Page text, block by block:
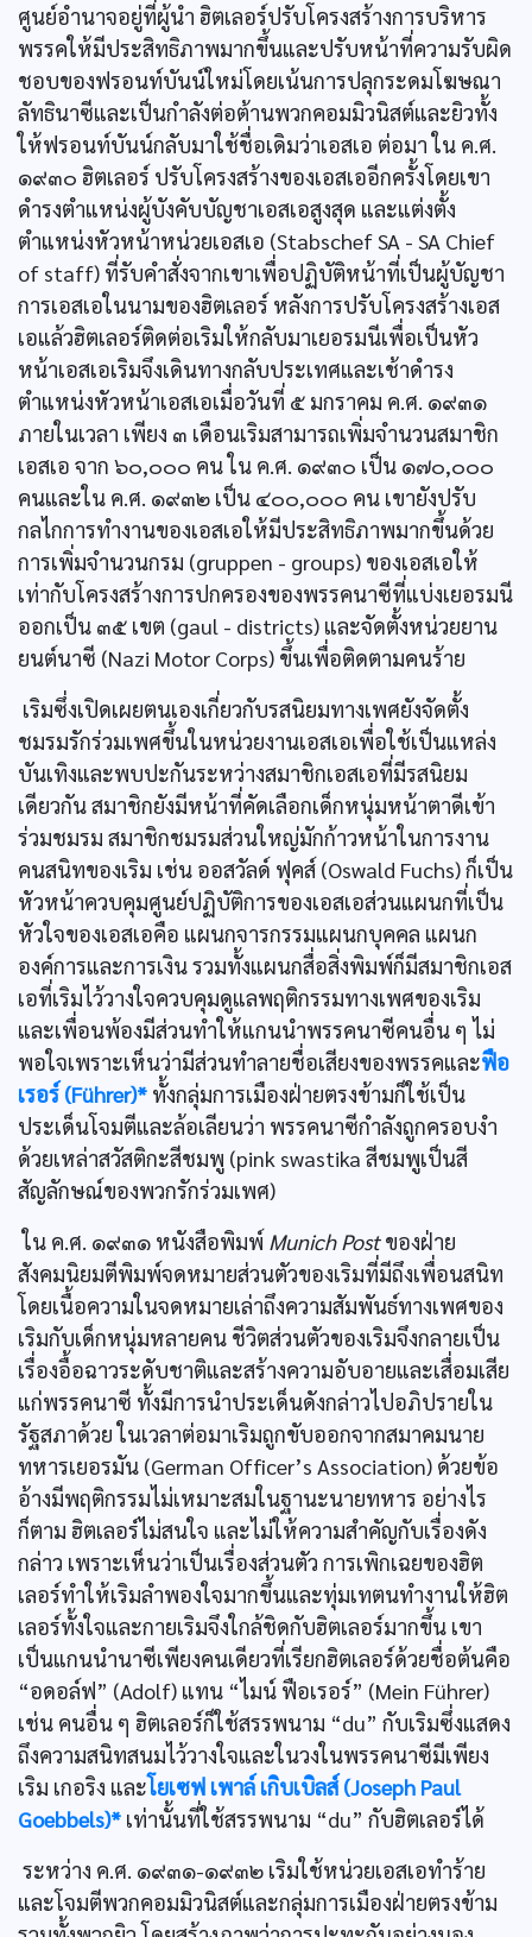
ศูนย์อำนาจอยู่ที่ผู้นำ ฮิตเลอร์ปรับโครงสร้างการบริหาร
พรรคให้มีประสิทธิภาพมากขึ้นและปรับหน้าที่ความรับผิด
ชอบของฟรอนท์บันน์ใหม่โดยเน้นการปลุกระดมโฆษณา
ลัทธินาซีและเป็นกำลังต่อต้านพวกคอมมิวนิสต์และยิวทั้ง
ให้ฟรอนท์บันน์กลับมาใช้ชื่อเดิมว่าเอสเอ ต่อมา ใน ค.ศ.
๑๙๓๐ ฮิตเลอร์ ปรับโครงสร้างของเอสเออีกครั้งโดยเขา
ดำรงตำแหน่งผู้บังคับบัญชาเอสเอสูงสุด และแต่งตั้ง
ตำแหน่งหัวหน้าหน่วยเอสเอ (Stabschef SA - SA Chief
of staff) ที่รับคำสั่งจากเขาเพื่อปฏิบัติหน้าที่เป็นผู้บัญชา
การเอสเอในนามของฮิตเลอร์ หลังการปรับโครงสร้างเอส
เอแล้วฮิตเลอร์ติดต่อเริมให้กลับมาเยอรมนีเพื่อเป็นหัว
หน้าเอสเอเริมจึงเดินทางกลับประเทศและเช้าดำรง
ตำแหน่งหัวหน้าเอสเอเมื่อวันที่ ๕ มกราคม ค.ศ. ๑๙๓๑
ภายในเวลา เพียง ๓ เดือนเริมสามารถเพิ่มจำนวนสมาชิก
เอสเอ จาก ๖๐,๐๐๐ คน ใน ค.ศ. ๑๙๓๐ เป็น ๑๗๐,๐๐๐
คนและใน ค.ศ. ๑๙๓๒ เป็น ๔๐๐,๐๐๐ คน เขายังปรับ
กลไกการทำงานของเอสเอให้มีประสิทธิภาพมากขึ้นด้วย
การเพิ่มจำนวนกรม (gruppen - groups) ของเอสเอให้
เท่ากับโครงสร้างการปกครองของพรรคนาซีที่แบ่งเยอรมนี
ออกเป็น ๓๕ เขต (gaul - districts) และจัดตั้งหน่วยยาน
ยนต์นาซี (Nazi Motor Corps) ขึ้นเพื่อติดตามคนร้าย
เริมซึ่งเปิดเผยตนเองเกี่ยวกับรสนิยมทางเพศยังจัดตั้ง
ชมรมรักร่วมเพศขึ้นในหน่วยงานเอสเอเพื่อใช้เป็นแหล่ง
บันเทิงและพบปะกันระหว่างสมาชิกเอสเอที่มีรสนิยม
เดียวกัน สมาชิกยังมีหน้าที่คัดเลือกเด็กหนุ่มหน้าตาดีเข้า
ร่วมชมรม สมาชิกชมรมส่วนใหญ่มักก้าวหน้าในการงาน
คนสนิทของเริม เช่น ออสวัลด์ ฟุคส์ (Oswald Fuchs) ก็เป็น
หัวหน้าควบคุมศูนย์ปฏิบัติการของเอสเอส่วนแผนกที่เป็น
หัวใจของเอสเอคือ แผนกจารกรรมแผนกบุคคล แผนก
องค์การและการเงิน รวมทั้งแผนกสื่อสิ่งพิมพ์ก็มีสมาชิกเอส
เอที่เริมไว้วางใจควบคุมดูแลพฤติกรรมทางเพศของเริม
และเพื่อนพ้องมีส่วนทำให้แกนนำพรรคนาซีคนอื่น ๆ ไม่
พอใจเพราะเห็นว่ามีส่วนทำลายชื่อเสียงของพรรคและฟือ
เรอร์ (Führer)* ทั้งกลุ่มการเมืองฝ่ายตรงข้ามก็ใช้เป็น
ประเด็นโจมตีและล้อเลียนว่า พรรคนาซีกำลังถูกครอบงำ
ด้วยเหล่าสวัสติกะสีชมพู (pink swastika สีชมพูเป็นสี
สัญลักษณ์ของพวกรักร่วมเพศ)
ใน ค.ศ. ๑๙๓๑ หนังสือพิมพ์ Munich Postของฝ่าย
สังคมนิยมตีพิมพ์จดหมายส่วนตัวของเริมที่มีถึงเพื่อนสนิท
โดยเนื้อความในจดหมายเล่าถึงความสัมพันธ์ทางเพศของ
เริมกับเด็กหนุ่มหลายคน ชีวิตส่วนตัวของเริมจึงกลายเป็น
เรื่องอื้อฉาวระดับชาติและสร้างความอับอายและเสื่อมเสีย
แก่พรรคนาซี ทั้งมีการนำประเด็นดังกล่าวไปอภิปรายใน
รัฐสภาด้วย ในเวลาต่อมาเริมถูกขับออกจากสมาคมนาย
ทหารเยอรมัน (German Officer’s Association) ด้วยข้อ
อ้างมีพฤติกรรมไม่เหมาะสมในฐานะนายทหาร อย่างไร
ก็ตาม ฮิตเลอร์ไม่สนใจ และไม่ให้ความสำคัญกับเรื่องดัง
กล่าว เพราะเห็นว่าเป็นเรื่องส่วนตัว การเพิกเฉยของฮิต
เลอร์ทำให้เริมลำพองใจมากขึ้นและทุ่มเทตนทำงานให้ฮิต
เลอร์ทั้งใจและกายเริมจึงใกล้ชิดกับฮิตเลอร์มากขึ้น เขา
เป็นแกนนำนาซีเพียงคนเดียวที่เรียกฮิตเลอร์ด้วยชื่อต้นคือ
“อดอล์ฟ” (Adolf) แทน “ไมน์ ฟือเรอร์” (Mein Führer)
เช่น คนอื่น ๆ ฮิตเลอร์ก็ใช้สรรพนาม “du” กับเริมซึ่งแสดง
ถึงความสนิทสนมไว้วางใจและในวงในพรรคนาซีมีเพียง
เริม เกอริง และโยเซฟ เพาล์ เกิบเบิลส์ (Joseph Paul
Goebbels)* เท่านั้นที่ใช้สรรพนาม “du” กับฮิตเลอร์ได้
ระหว่าง ค.ศ. ๑๙๓๑-๑๙๓๒ เริมใช้หน่วยเอสเอทำร้าย
และโจมตีพวกคอมมิวนิสต์และกลุ่มการเมืองฝ่ายตรงข้าม